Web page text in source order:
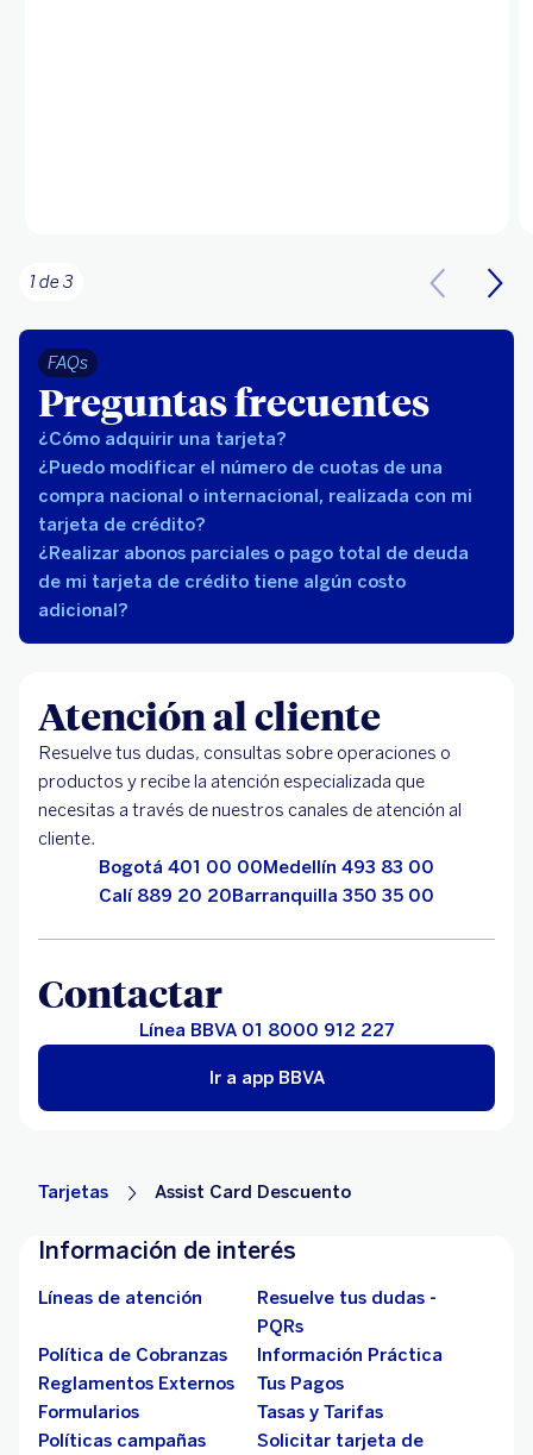
1 de 3
FAQs
Preguntas frecuentes
¿Cómo adquirir una tarjeta?
¿Puedo modificar el número de cuotas de una
compra nacional o internacional, realizada con mi
tarjeta de crédito?
¿Realizar abonos parciales o pago total de deuda
de mi tarjeta de crédito tiene algún costo
adicional?
Atención al cliente
Resuelve tus dudas, consultas sobre operaciones o
productos y recibe la atención especializada que
necesitas a través de nuestros canales de atención al
cliente.
Bogotá 401 00 00Medellín 493 83 00
Calí 889 20 20Barranquilla 350 35 00
Contactar
Línea BBVA 01 8000 912 227
Ir a app BBVA
Tarjetas Assist Card Descuento
Información de interés
Líneas de atención
Resuelve tus dudas -
PQRs
Política de Cobranzas
Información Práctica
Reglamentos Externos
Tus Pagos
Formularios
Tasas y Tarifas
Políticas campañas
Solicitar tarjeta de